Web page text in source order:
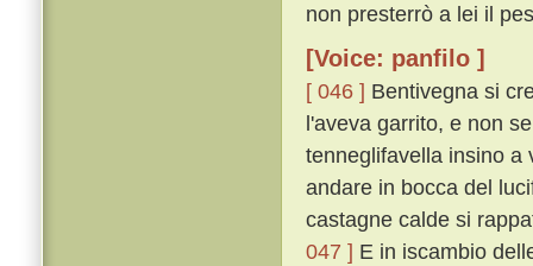
non presterrò a lei il
[Voice: panfilo ]
[ 046 ] Bentivegna si
l'aveva garrito, e non
tenneglifavella insino a
andare in bocca del
castagne calde si
047 ] E in iscambio